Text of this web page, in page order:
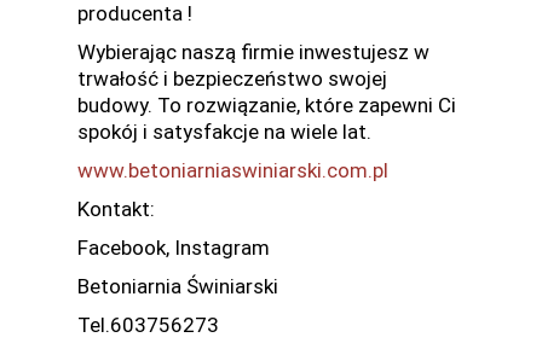
producenta !
Wybierając naszą firmie inwestujesz w
trwałość i bezpieczeństwo swojej
budowy. To rozwiązanie, które zapewni Ci
spokój i satysfakcje na wiele lat.
www.betoniarniaswiniarski.com.pl
Kontakt:
Facebook, Instagram
Betoniarnia Świniarski
Tel.603756273